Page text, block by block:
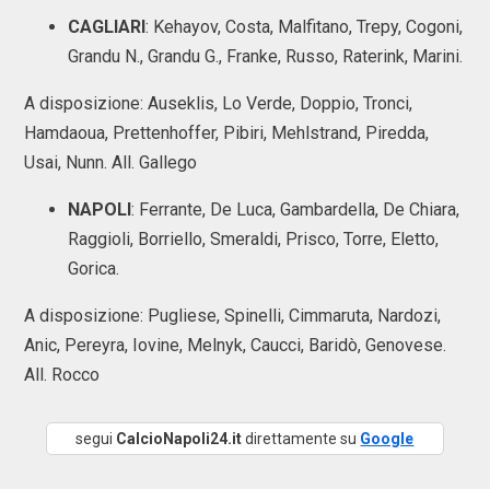
CAGLIARI: Kehayov, Costa, Malfitano, Trepy, Cogoni,
Grandu N., Grandu G., Franke, Russo, Raterink, Marini.
A disposizione: Auseklis, Lo Verde, Doppio, Tronci,
Hamdaoua, Prettenhoffer, Pibiri, Mehlstrand, Piredda,
Usai, Nunn. All. Gallego
NAPOLI: Ferrante, De Luca, Gambardella, De Chiara,
Raggioli, Borriello, Smeraldi, Prisco, Torre, Eletto,
Gorica.
A disposizione: Pugliese, Spinelli, Cimmaruta, Nardozi,
Anic, Pereyra, Iovine, Melnyk, Caucci, Baridò, Genovese.
All. Rocco
segui CalcioNapoli24.itdirettamente su Google